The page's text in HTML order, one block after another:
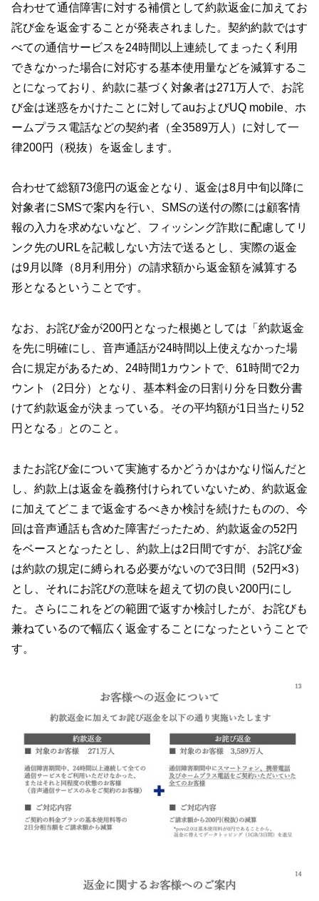
合わせて通信障害に対する補償として約款返金に加えてお
詫び金を返金することが発表されました。契約約款ではす
べての通信サービスを24時間以上連続してまったく利用
できなかった場合に対応する基本使用量などを減算するこ
とになっており、約款に基づく対象者は271万人で、お詫
び金は迷惑をかけたことに対してauおよびUQ mobile、ホ
ームプラス電話などの契約者（全3589万人）に対して一
律200円（税抜）を返金します。
合わせて総額73億円の返金となり、返金は8月中旬以降に
対象者にSMSで案内を行い、SMSの送付の際には顧客情
報の入力を求めないなど、フィッシング詐欺に配慮してリ
ンク先のURLを記載しない方法で送るとし、実際の返金
は9月以降（8月利用分）の請求額から返金額を減算する
形となるということです。
なお、お詫び金が200円となった根拠としては「約款返金
を先に明確にし、音声通話が24時間以上使えなかった場
合に規定があるため、24時間1カウントで、61時間で2カ
ウント（2日分）となり、基本料金の日割り分を日数分書
けて約款返金が決まっている。その平均額が1日当たり52
円となる」とのこと。
またお詫び金について実施するかどうかはかなり悩んだと
し、約款上は返金を義務付けられていないため、約款返金
に加えてどこまで返金するべきか検討を続けたものの、今
回は音声通話も含めた障害だったため、約款返金の52円
をベースとなったとし、約款上は2日間ですが、お詫び金
は約款の規定に縛られる必要がないので3日間（52円×3）
とし、それにお詫びの意味を超えて切の良い200円にし
た。さらにこれをどの範囲で返すか検討したが、お詫びも
兼ねているので幅広く返金することになったということで
す。